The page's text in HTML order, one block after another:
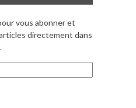
vous abonner et
directement dans